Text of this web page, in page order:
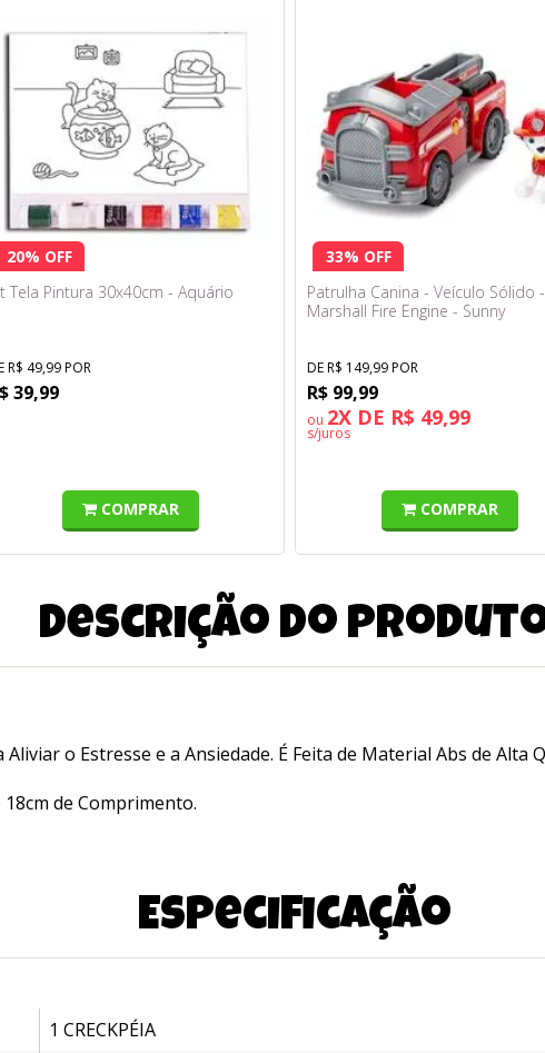
20% OFF
Tela Pintura 30x40cm - Aquário
R$ 49,99 POR
39,99
COMPRAR
33% OFF
Patrulha Canina - Veículo Sólido -
Marshall Fire Engine - Sunny
DE R$ 149,99 POR
R$ 99,99
ou 2X DE R$ 49,99
s/juros
COMPRAR
Descrição do
o Estresse e a Ansiedade. É Feita de Material Abs de Alta
de Comprimento.
Especificação
1 CRECKPÉIA